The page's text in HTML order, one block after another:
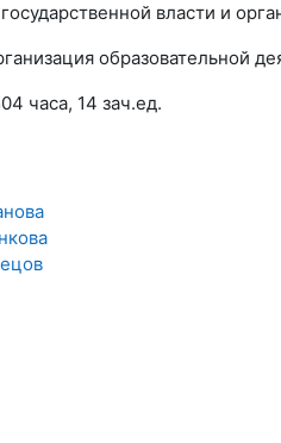
власти и
образовательной
часа, 14 зач.ед.